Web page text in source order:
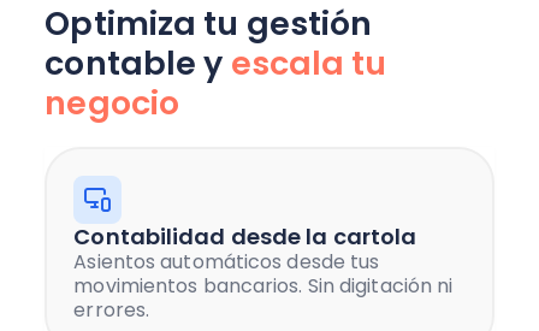
Optimiza tu gestión
contable y escala tu
negocio
Contabilidad desde la cartola
Asientos automáticos desde tus
movimientos bancarios. Sin digitación ni
errores.